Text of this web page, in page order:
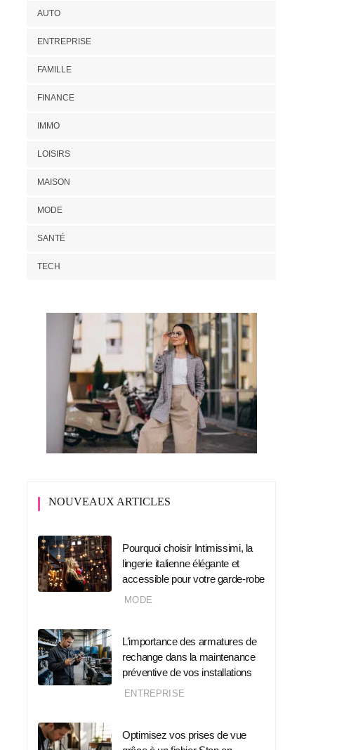
AUTO
ENTREPRISE
FAMILLE
FINANCE
IMMO
LOISIRS
MAISON
MODE
SANTÉ
TECH
NOUVEAUX ARTICLES
Pourquoi choisir Intimissimi, la
lingerie italienne élégante et
accessible pour votre garde-robe
MODE
L’importance des armatures de
rechange dans la maintenance
préventive de vos installations
ENTREPRISE
Optimisez vos prises de vue